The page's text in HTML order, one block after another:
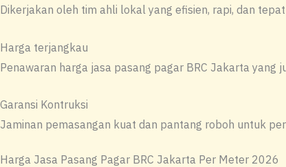
Dikerjakan oleh tim ahli lokal yang efisien, rapi, dan
Harga terjangkau
Penawaran harga jasa pasang pagar BRC Jakarta
Garansi Kontruksi
Jaminan pemasangan kuat dan pantang roboh untuk
Harga Jasa Pasang Pagar BRC Jakarta Per Meter 2026